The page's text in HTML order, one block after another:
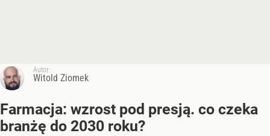
Autor:
Witold Ziomek
Farmacja: wzrost pod presją. co czeka
branżę do 2030 roku?